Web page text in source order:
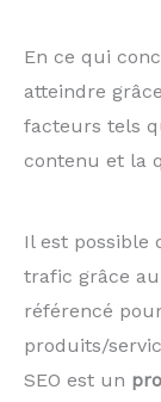
En ce qui
atteindre
facteurs tels
contenu et la
Il est possible
trafic grâce
référencé
produits/
SEO est un